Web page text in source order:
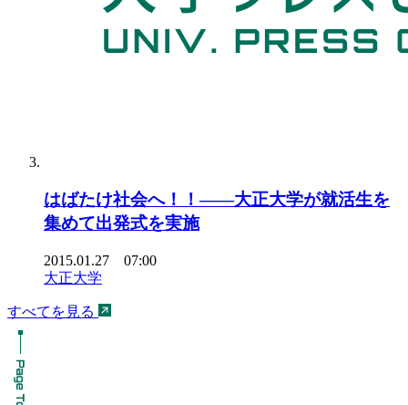
はばたけ社会へ！！――大正大学が就活生を
集めて出発式を実施
2015.01.27 07:00
大正大学
すべてを見る